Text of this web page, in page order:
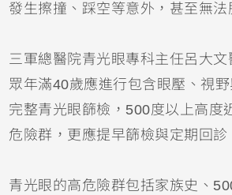
發生擦撞、踩空等意外，甚至無法
三軍總醫院青光眼專科主任呂大
眾年滿40歲應進行包含眼壓、視
完整青光眼篩檢，500度以上高度
危險群，更應提早篩檢與定期回診
青光眼的高危險群包括家族史、